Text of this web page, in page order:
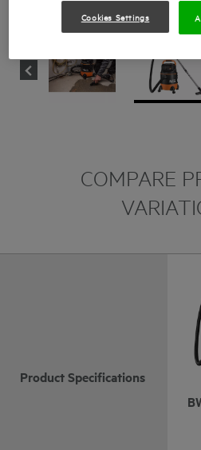
COMPARE
Product Specifications
Cookies Settings